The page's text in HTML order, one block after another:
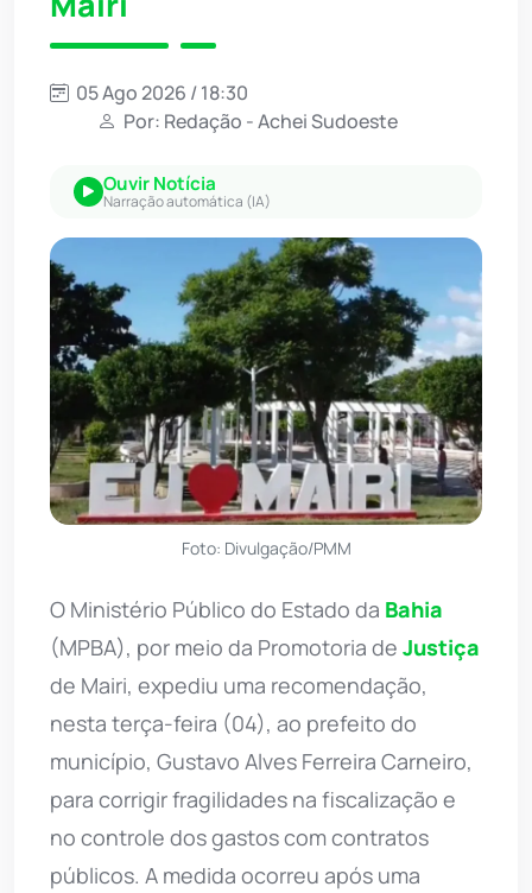
05 Ago 2026 / 18:30
Por: Redação - Achei Sudoeste
Ouvir Notícia
Narração automática (IA)
Foto: Divulgação/PMM
O Ministério Público do Estado da Bahia
(MPBA), por meio da Promotoria de Justiça
de Mairi, expediu uma recomendação,
nesta terça-feira (04), ao prefeito do
município, Gustavo Alves Ferreira Carneiro,
para corrigir fragilidades na fiscalização e
no controle dos gastos com contratos
públicos. A medida ocorreu após uma